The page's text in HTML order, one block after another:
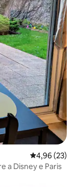
4,96 de uma
4,96 (23)
a Disney e Paris